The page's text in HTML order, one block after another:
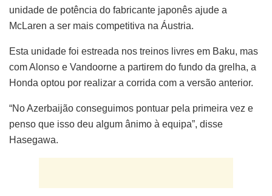
unidade de potência do fabricante japonês ajude a
McLaren a ser mais competitiva na Áustria.
Esta unidade foi estreada nos treinos livres em Baku, mas
com Alonso e Vandoorne a partirem do fundo da grelha, a
Honda optou por realizar a corrida com a versão anterior.
“No Azerbaijão conseguimos pontuar pela primeira vez e
penso que isso deu algum ânimo à equipa”, disse
Hasegawa.